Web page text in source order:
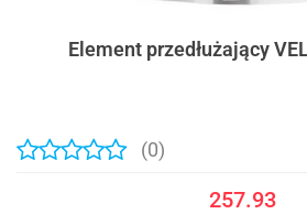
Element przedłużający
(0)
257.93